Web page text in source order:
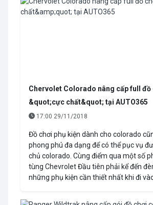
Chervolet Colorado nâng cấp full đồ
&quot;cực chất&quot; tại AUTO365
17:00 29/11/2018
Đồ chơi phụ kiện dành cho colorado
phong phú đa dạng để có thể pục vụ
chủ colorado. Cùng điểm qua một số
tùng Chevrolet Đầu tiên phải kể đến
những phụ kiện cần thiết nhất khi đi